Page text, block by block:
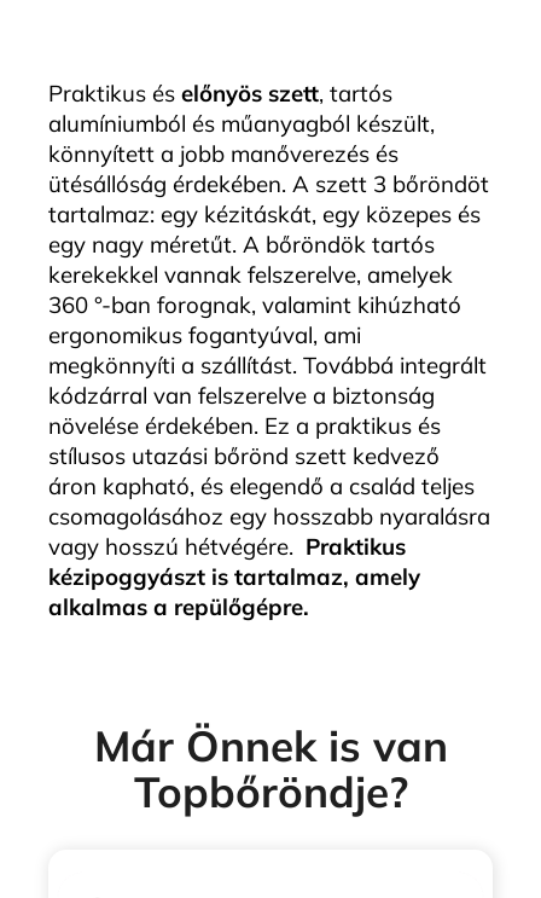
Praktikus és előnyös szett, tartós
alumíniumból és műanyagból készült,
könnyített a jobb manőverezés és
ütésállóság érdekében. A szett 3 bőröndöt
tartalmaz: egy kézitáskát, egy közepes és
egy nagy méretűt. A bőröndök tartós
kerekekkel vannak felszerelve, amelyek
360 °-ban forognak, valamint kihúzható
ergonomikus fogantyúval, ami
megkönnyíti a szállítást. Továbbá integrált
kódzárral van felszerelve a biztonság
növelése érdekében. Ez a praktikus és
stílusos utazási bőrönd szett kedvező
áron kapható, és elegendő a család teljes
csomagolásához egy hosszabb nyaralásra
vagy hosszú hétvégére. Praktikus
kézipoggyászt is tartalmaz, amely
alkalmas a repülőgépre.
Már Önnek is van
Topbőröndje?